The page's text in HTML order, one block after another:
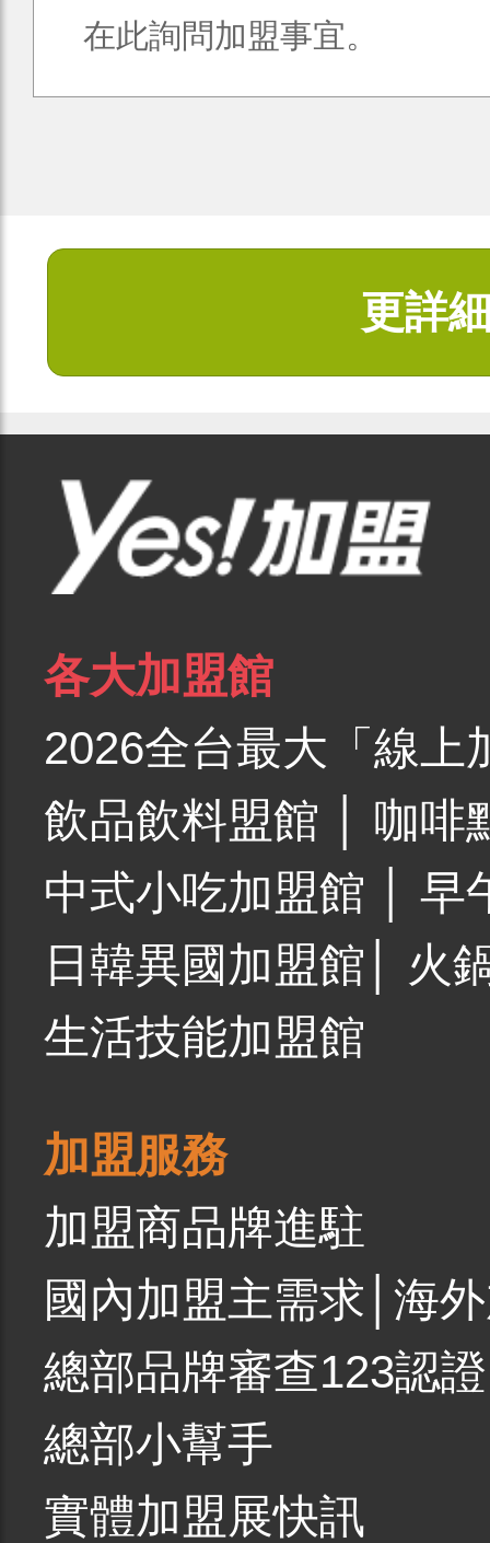
在此詢問加盟事宜。
更詳
各大加盟館
2026全台最大「線上
飲品飲料盟館
咖啡
中式小吃加盟館
早
日韓異國加盟館
火
生活技能加盟館
加盟服務
加盟商品牌進駐
國內加盟主需求 海
總部品牌審查123認證
總部小幫手
實體加盟展快訊